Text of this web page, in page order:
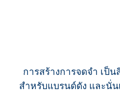
การสร้างการจดจำ เป็
สำหรับแบรนด์ดัง และนั่